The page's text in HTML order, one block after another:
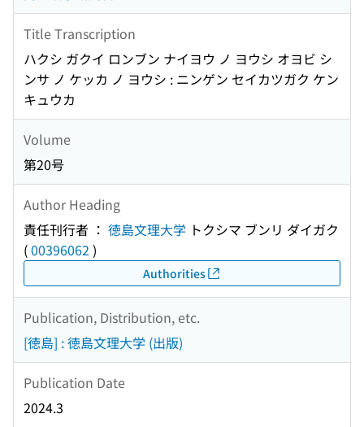
Title Transcription
ハクシ ガクイ ロンブン ナイヨウ ノ ヨウシ オヨビ シ
ンサ ノ ケッカ ノ ヨウシ : ニンゲン セイカツガク ケン
キュウカ
Volume
第20号
Author Heading
責任刊行者 ： 徳島文理大学 トクシマ ブンリ ダイガク
(00396062 )
Authorities
Publication, Distribution, etc.
[徳島] : 徳島文理大学 (出版)
Publication Date
2024.3